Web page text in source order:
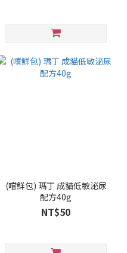
(嚐鮮包) 瑪丁 成貓低敏泌尿
配方40g
NT$50